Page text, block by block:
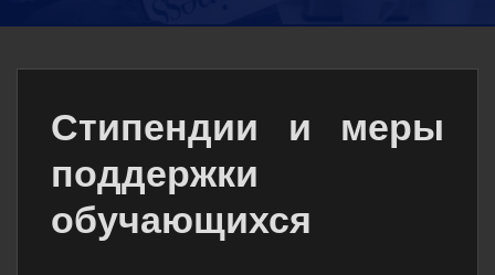
Курсы
Стипендии и меры
поддержки
обучающихся